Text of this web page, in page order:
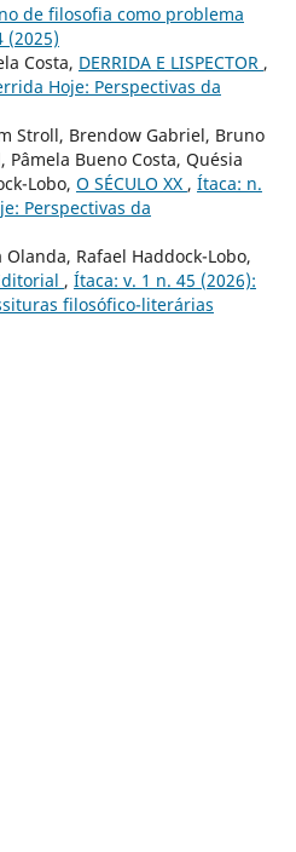
de filosofia como problema
(2025)
Costa, DERRIDA E LISPECTOR ,
Hoje: Perspectivas da
Stroll, Brendow Gabriel, Bruno
Pâmela Bueno Costa, Quésia
Lobo, O SÉCULO XX , Ítaca: n.
Perspectivas da
Olanda, Rafael Haddock-Lobo,
, Ítaca: v. 1 n. 45 (2026):
filosófico-literárias